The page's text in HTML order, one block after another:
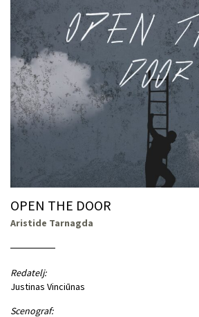
OPEN THE DOOR
Aristide Tarnagda
Redatelj:
Justinas Vinciūnas
Scenograf: